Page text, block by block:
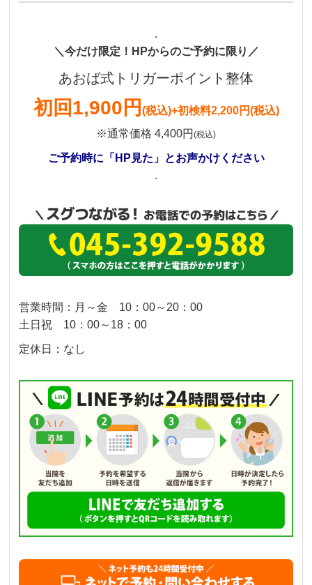
.
＼今だけ限定！HPからのご予約に限り／
あおば式トリガーポイント整体
初回1,900円 (税込)+初検料2,200円(税込)
※通常価格 4,400円 (税込)
ご予約時に「HP見た」とお声かけください
.
営業時間：月～金 10：00～20：00
土日祝 10：00～18：00
定休日：なし